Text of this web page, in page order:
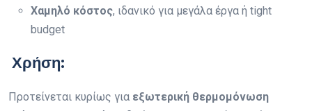
Χαμηλό κόστος, ιδανικό για μεγάλα έργα ή tight
budget
Χρήση:
Προτείνεται κυρίως για εξωτερική θερμομόνωση